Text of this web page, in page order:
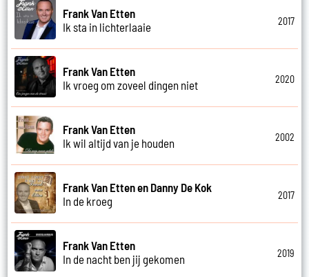
Frank Van Etten
Ik sta in lichterlaaie
2017
Frank Van Etten
Ik vroeg om zoveel dingen niet
2020
Frank Van Etten
Ik wil altijd van je houden
2002
Frank Van Etten en Danny De Kok
In de kroeg
2017
Frank Van Etten
In de nacht ben jij gekomen
2019